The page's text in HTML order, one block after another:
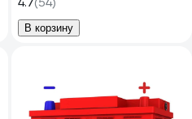
В корзину